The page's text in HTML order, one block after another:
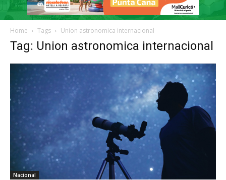
Home Tags Union astronomica internacional
Tag: Union astronomica internacional
Nacional